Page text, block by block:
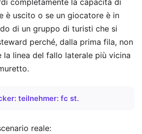
è uscito o se un giocatore è in
di un gruppo di turisti che si
perché, dalla prima fila, non
la linea del fallo laterale più vicina
teilnehmer: fc st.
reale: